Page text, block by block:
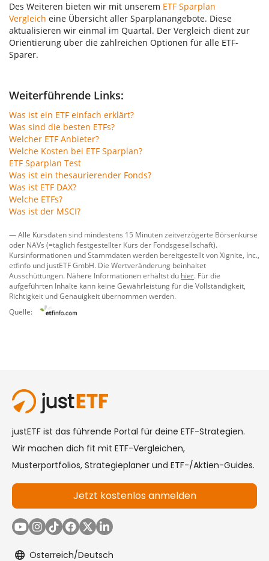
Des Weiteren bieten wir mit unserem ETF Sparplan
Vergleich eine Übersicht aller Sparplanangebote. Diese
aktualisieren wir einmal im Quartal. Der Vergleich dient zur
Orientierung über die zahlreichen Optionen für alle ETF-
Sparer.
Weiterführende Links:
Was ist ein ETF einfach erklärt?
Was sind die besten ETFs?
Welcher ETF Anbieter?
Welche Kosten bei ETF Sparplan?
ETF Sparplan Test
Was ist ein thesaurierender Fonds?
Was ist ETF DAX?
Welche ETFs?
Was ist der MSCI?
— Alle Kursdaten sind mindestens 15 Minuten zeitverzögerte Börsenkurse
oder NAVs (=täglich festgestellter Kurs der Fondsgesellschaft).
Kursinformationen und Stammdaten werden bereitgestellt vonXignite, Inc.
etfinfo und justETF GmbH. Die Wertveränderung beinhaltet
Ausschüttungen. Nähere Informationen erhältst du hier. Für die
aufgeführten Inhalte kann keine Gewährleistung für die Vollständigkeit,
Richtigkeit und Genauigkeit übernommen werden.
Quelle: